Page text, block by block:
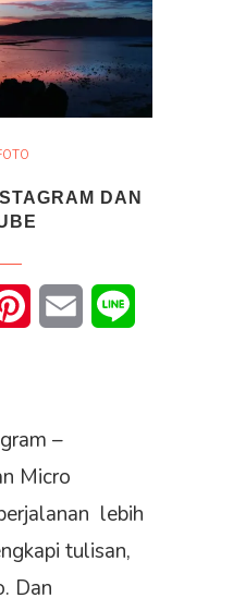
DAN
PinterestEmail
–
Micro
lebih
tulisan,
Dan